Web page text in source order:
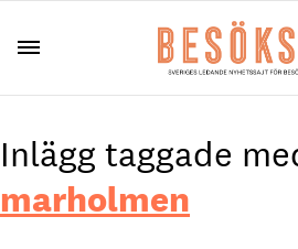
Inlägg taggade
marholmen